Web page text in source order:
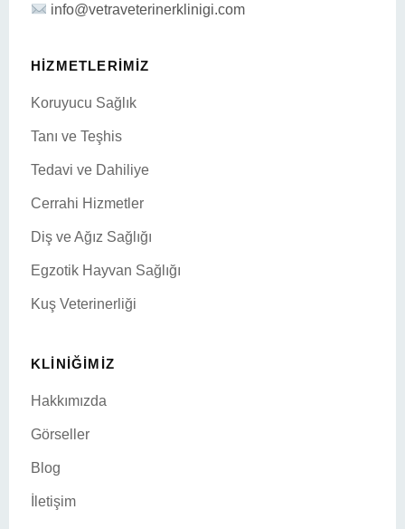
info@vetraveterinerklinigi.com
HIZMETLERIMIZ
Koruyucu Sağlık
Tanı ve Teşhis
Tedavi ve Dahiliye
Cerrahi Hizmetler
Diş ve Ağız Sağlığı
Egzotik Hayvan Sağlığı
Kuş Veterinerliği
KLINIĞIMIZ
Hakkımızda
Görseller
Blog
İletişim